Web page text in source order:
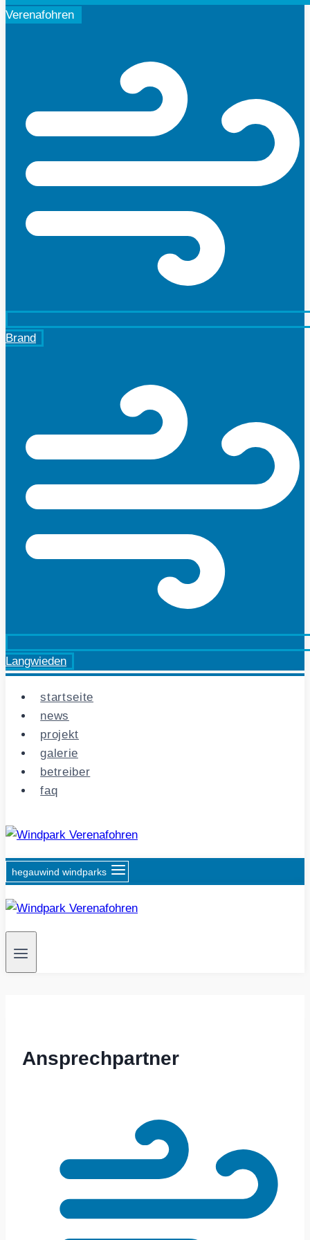
Verenafohren
Brand
Langwieden
startseite
news
projekt
galerie
betreiber
faq
hegauwind windparks
Ansprechpartner